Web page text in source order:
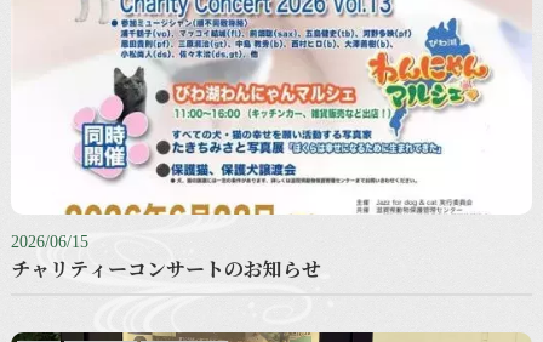
2026/06/15
チャリティーコンサートのお知らせ